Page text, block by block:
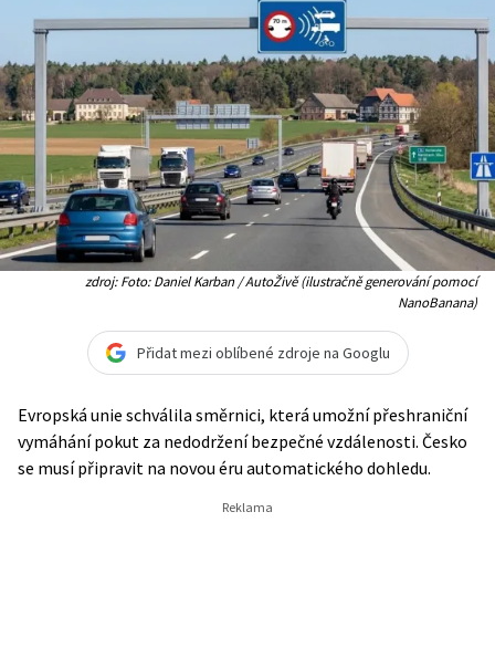
zdroj: Foto: Daniel Karban / AutoŽivě (ilustračně generování pomocí
NanoBanana)
Přidat mezi oblíbené zdroje na Googlu
Evropská unie schválila směrnici, která umožní přeshraniční
vymáhání pokut za nedodržení bezpečné vzdálenosti. Česko
se musí připravit na novou éru automatického dohledu.